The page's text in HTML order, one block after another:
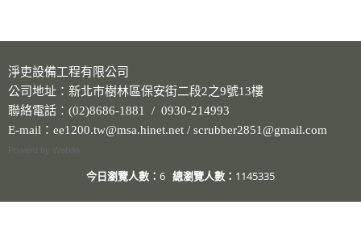
淨吏設備工程有限公司
公司地址：新北市樹林區保安街二段2之9號13樓
聯絡電話：(02)8686-1881 / 0930-214993
E-mail：ee1200.tw@msa.hinet.net / scrubber2851@gmail.com
今日瀏覽人數： 6 總瀏覽人數： 1145335